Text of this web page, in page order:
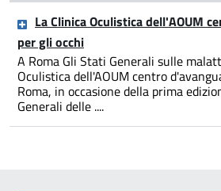
La Clinica Oculistica dell'AOUM
per gli occhi
A Roma Gli Stati Generali sulle
Oculistica dell'AOUM centro
Roma, in occasione della prima
Generali delle ....